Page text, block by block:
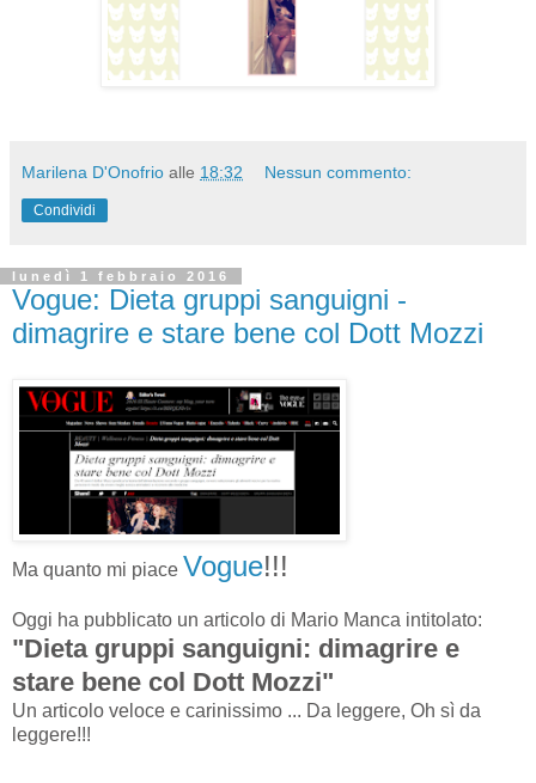
Marilena D'Onofrio alle 18:32 Nessun commento:
Condividi
lunedì 1 febbraio 2016
Vogue: Dieta gruppi sanguigni -
dimagrire e stare bene col Dott Mozzi
Ma quanto mi piace Vogue!!!
Oggi ha pubblicato un articolo di Mario Manca intitolato:
"Dieta gruppi sanguigni: dimagrire e
stare bene col Dott Mozzi"
Un articolo veloce e carinissimo ... Da leggere, Oh sì da
leggere!!!